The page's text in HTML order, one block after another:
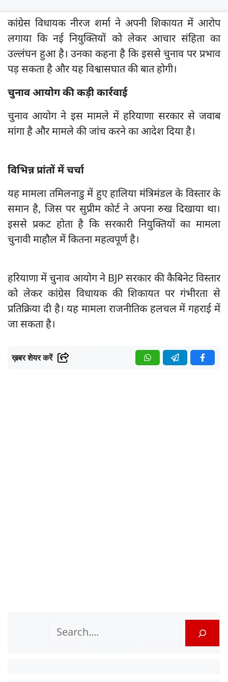
कांग्रेस विधायक नीरज शर्मा ने अपनी शिकायत में आरोप
लगाया कि नई नियुक्तियों को लेकर आचार संहिता का
उल्लंघन हुआ है। उनका कहना है कि इससे चुनाव पर प्रभाव
पड़ सकता है और यह विश्वासघात की बात होगी।
चुनाव आयोग की कड़ी कार्रवाई
चुनाव आयोग ने इस मामले में हरियाणा सरकार से जवाब
मांगा है और मामले की जांच करने का आदेश दिया है।
विभिन्न प्रांतों में चर्चा
यह मामला तमिलनाडु में हुए हालिया मंत्रिमंडल के विस्तार के
समान है, जिस पर सुप्रीम कोर्ट ने अपना रुख दिखाया था।
इससे प्रकट होता है कि सरकारी नियुक्तियों का मामला
चुनावी माहौल में कितना महत्वपूर्ण है।
हरियाणा में चुनाव आयोग ने BJP सरकार की कैबिनेट विस्तार
को लेकर कांग्रेस विधायक की शिकायत पर गंभीरता से
प्रतिक्रिया दी है। यह मामला राजनीतिक हलचल में गहराई में
जा सकता है।
ख़बर शेयर करें